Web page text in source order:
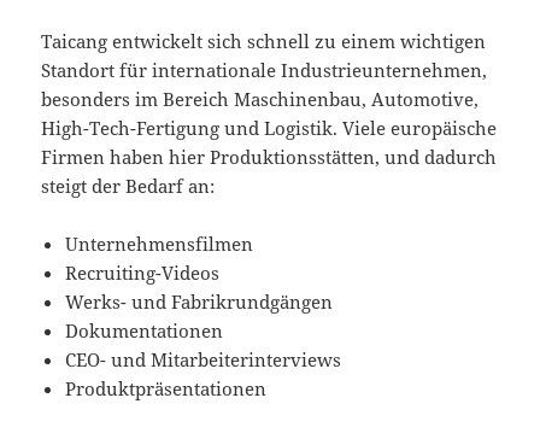
Taicang entwickelt sich schnell zu einem wichtigen
Standort für internationale Industrieunternehmen,
besonders im Bereich Maschinenbau, Automotive,
High-Tech-Fertigung und Logistik. Viele europäische
Firmen haben hier Produktionsstätten, und dadurch
steigt der Bedarf an:
Unternehmensfilmen
Recruiting-Videos
Werks- und Fabrikrundgängen
Dokumentationen
CEO- und Mitarbeiterinterviews
Produktpräsentationen